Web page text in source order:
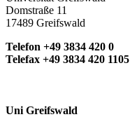
Domstraße 11
17489 Greifswald
Telefon +49 3834 420 0
Telefax +49 3834 420 1105
Uni Greifswald